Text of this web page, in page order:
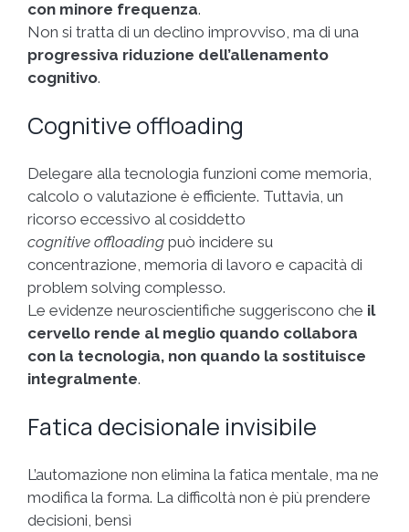
con minore frequenza.
Non si tratta di un declino improvviso, ma di una
progressiva riduzione dell’allenamento
cognitivo.
Cognitive offloading
Delegare alla tecnologia funzioni come memoria,
calcolo o valutazione è efficiente. Tuttavia, un
ricorso eccessivo al cosiddetto
cognitive offloading può incidere su
concentrazione, memoria di lavoro e capacità di
problem solving complesso.
Le evidenze neuroscientifiche suggeriscono che il
cervello rende al meglio quando collabora
con la tecnologia, non quando la sostituisce
integralmente.
Fatica decisionale invisibile
L’automazione non elimina la fatica mentale, ma ne
modifica la forma. La difficoltà non è più prendere
decisioni, bensì